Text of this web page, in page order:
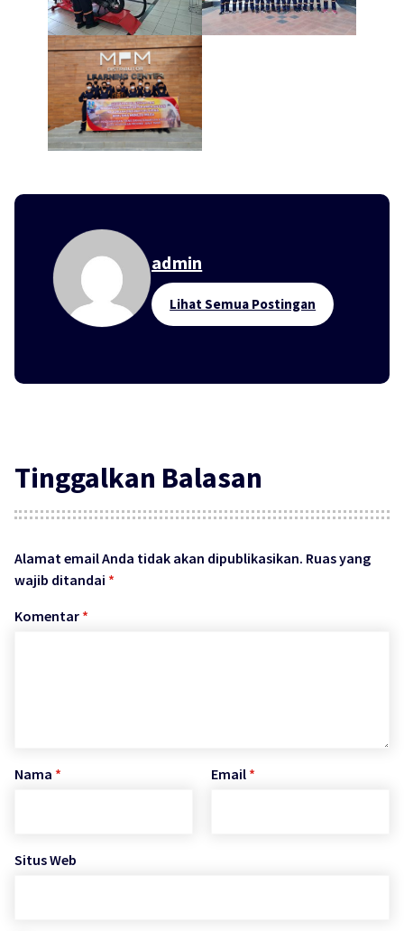
admin
Lihat Semua Postingan
Tinggalkan Balasan
Alamat email Anda tidak akan dipublikasikan. Ruas yang
wajib ditandai *
Komentar *
Nama * Email *
Situs Web